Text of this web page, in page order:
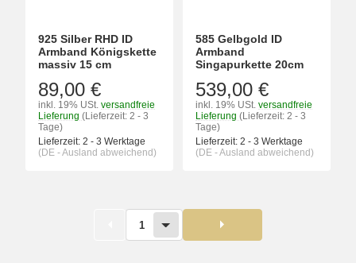
925 Silber RHD ID
Armband Königskette
massiv 15 cm
89,00 €
inkl. 19% USt. versandfreie
Lieferung (Lieferzeit: 2 - 3
Tage)
Lieferzeit: 2 - 3 Werktage
(DE - Ausland abweichend)
585 Gelbgold ID
Armband
Singapurkette 20cm
539,00 €
inkl. 19% USt. versandfreie
Lieferung (Lieferzeit: 2 - 3
Tage)
Lieferzeit: 2 - 3 Werktage
(DE - Ausland abweichend)
1